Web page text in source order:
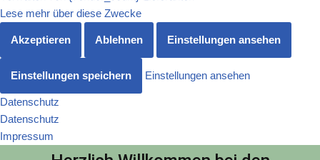
Lese mehr über diese Zwecke
Akzeptieren Ablehnen Einstellungen ansehen
Einstellungen speichern Einstellungen ansehen
Datenschutz
Datenschutz
Impressum